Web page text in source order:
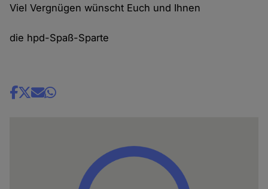
Viel Vergnügen wünscht Euch und Ihnen
die hpd-Spaß-Sparte
Share